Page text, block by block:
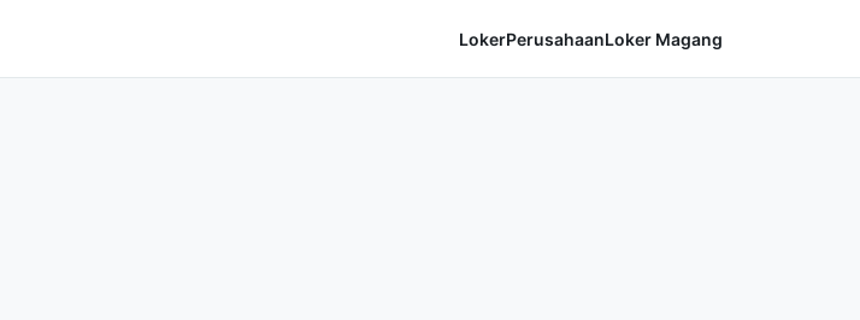
LokerPerusahaanLoker Magang